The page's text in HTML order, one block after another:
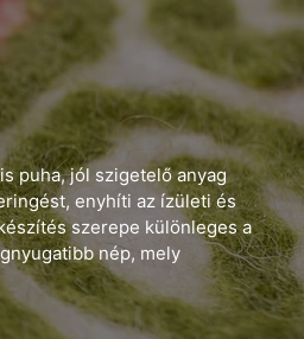
puha, jól szigetelő anyag
enyhíti az ízületi és
szerepe különleges a
nép, mely